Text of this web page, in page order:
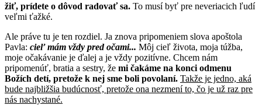
žiť, prídete o dôvod radovať sa. To musí byť pre neveriacich ľudí
veľmi ťažké.
Ale práve tu je ten rozdiel. Ja znova pripomeniem slova apoštola
Pavla: cieľ mám vždy pred očami... Môj cieľ života, moja túžba,
moje očakávanie je ďalej a je vždy pozitívne. Chcem nám
pripomenúť, bratia a sestry, že mi čakáme na konci odmenu
Božích detí, pretože k nej sme boli povolaní. Takže je jedno, aká
bude najbližšia budúcnosť, pretože ona nezmení to, čo je už raz pre
nás nachystané.